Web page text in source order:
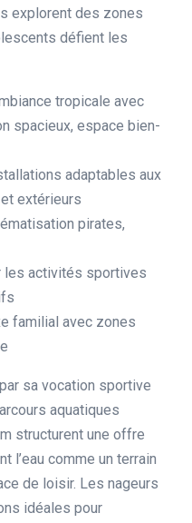
explorent des zones
défient les
tropicale avec
spacieux, espace bien-
adaptables aux
extérieurs
pirates,
les activités sportives
familial avec zones
sa vocation sportive
aquatiques
structurent une offre
l’eau comme un terrain
de loisir. Les nageurs
idéales pour